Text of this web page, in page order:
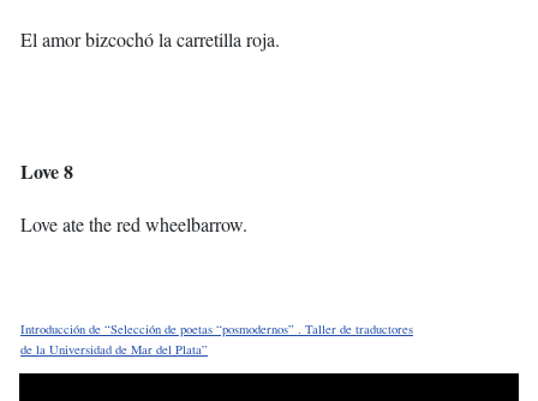
El amor bizcochó la carretilla roja.
Love 8
Love ate the red wheelbarrow.
Introducción de “Selección de poetas “posmodernos” . Taller de traductores
de la Universidad de Mar del Plata”